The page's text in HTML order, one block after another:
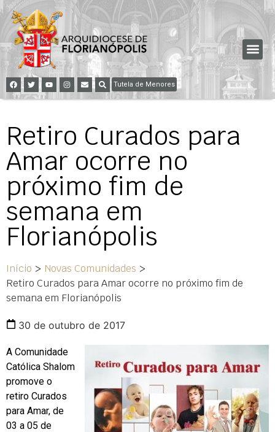
Tutela de Menores
Retiro Curados para
Amar ocorre no
próximo fim de
semana em
Florianópolis
Início > Novas Comunidades >
Retiro Curados para Amar ocorre no próximo fim de
semana em Florianópolis
30 de outubro de 2017
A Comunidade
Católica Shalom
promove o
retiro Curados
para Amar, de
03 a 05 de